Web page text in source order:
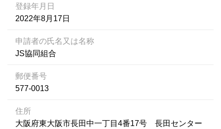
登録年月日
2022年8月17日
申請者の氏名又は名称
JS協同組合
郵便番号
577-0013
住所
大阪府東大阪市長田中一丁目4番17号 長田センター